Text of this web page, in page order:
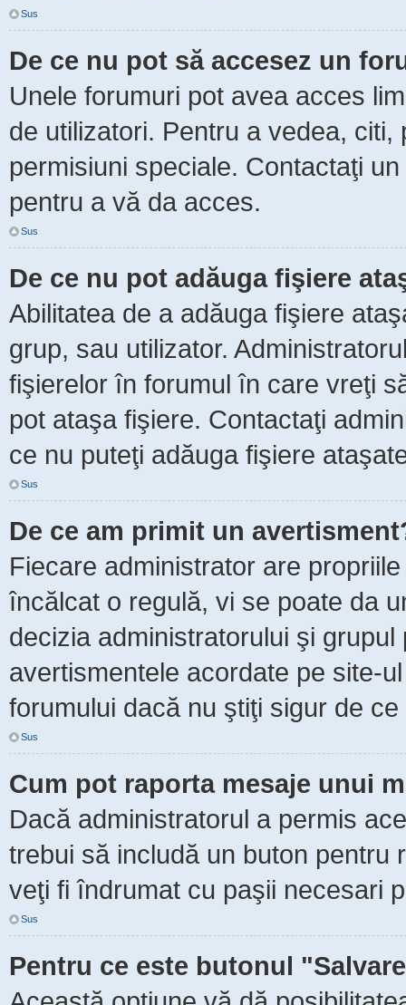
Sus
De ce nu pot să accesez un
Unele forumuri pot avea acces
de utilizatori. Pentru a vedea,
permisiuni speciale. Contactaţi
pentru a vă da acces.
Sus
De ce nu pot adăuga fişiere
Abilitatea de a adăuga fişiere
grup, sau utilizator.
fişierelor în forumul în care vreţi
pot ataşa fişiere. Contactaţi
ce nu puteţi adăuga fişiere
Sus
De ce am primit un
Fiecare administrator are
încălcat o regulă, vi se poate da
decizia administratorului şi
avertismentele acordate pe site-
forumului dacă nu ştiţi sigur de
Sus
Cum pot raporta mesaje unui
Dacă administratorul a permis
trebui să includă un buton pentru
veţi fi îndrumat cu paşii necesari
Sus
Pentru ce este butonul